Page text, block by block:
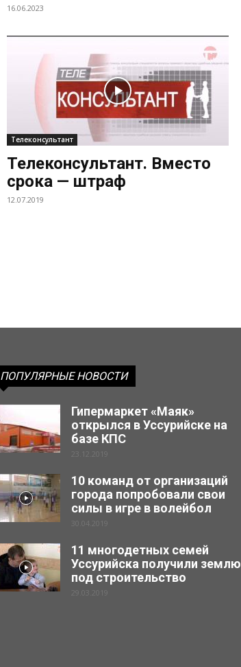
16.06.2023
Телеконсультант
Телеконсультант. Вместо
срока — штраф
12.07.2019
ПОПУЛЯРНЫЕ НОВОСТИ
Гипермаркет «Маяк»
открылся в Уссурийске на
базе КПС
23.12.2019
10 команд от организаций
города попробовали свои
силы в игре в волейбол
30.04.2019
11 многодетных семей
Уссурийска получили землю
под строительство
29.03.2019